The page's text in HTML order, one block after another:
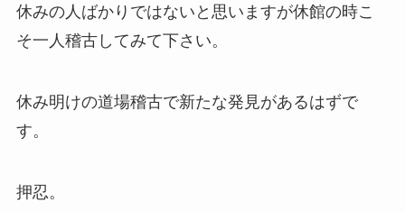
休みの人ばかりではないと思いますが休館の時こ
そ一人稽古してみて下さい。
休み明けの道場稽古で新たな発見があるはずで
す。
押忍。